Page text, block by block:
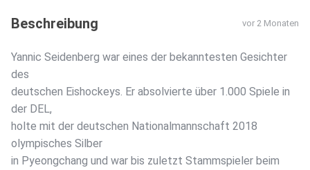
Beschreibung vor 2 Monaten
Yannic Seidenberg war eines der bekanntesten Gesichter
des
deutschen Eishockeys. Er absolvierte über 1.000 Spiele in
der DEL,
holte mit der deutschen Nationalmannschaft 2018
olympisches Silber
in Pyeongchang und war bis zuletzt Stammspieler beim